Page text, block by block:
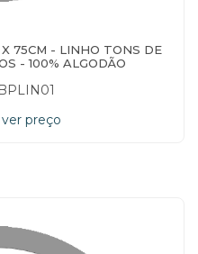
75CM - LINHO TONS DE
- 100% ALGODÃO
preço